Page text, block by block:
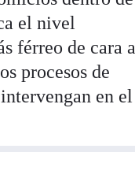
el nivel
férreo de cara a
procesos de
en el